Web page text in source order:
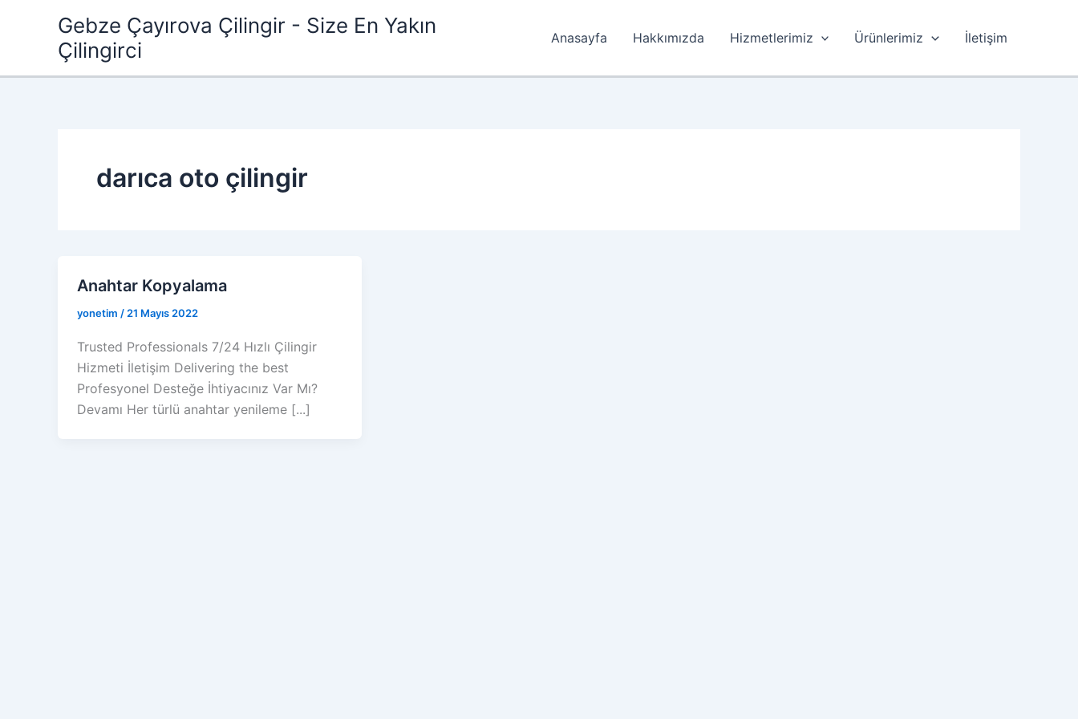
Gebze Çayırova Çilingir - Size En Yakın
Çilingirci
Anasayfa Hakkımızda Hizmetlerimiz Ürünlerimiz İletişim
darıca oto çilingir
Anahtar Kopyalama
yonetim / 21 Mayıs 2022
Trusted Professionals 7/24 Hızlı Çilingir
Hizmeti İletişim Delivering the best
Profesyonel Desteğe İhtiyacınız Var Mı?
Devamı Her türlü anahtar yenileme [...]